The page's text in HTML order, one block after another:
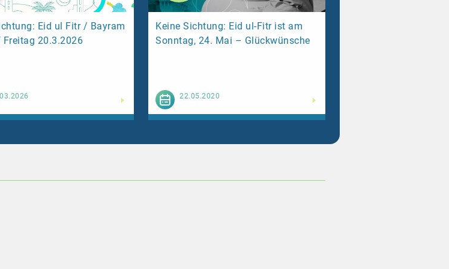
Eid ul Fitr / Bayram
20.3.2026
Keine Sichtung: Eid ul-Fitr ist am
Sonntag, 24. Mai – Glückwünsche
22.05.2020